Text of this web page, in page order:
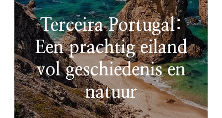
Terceira Portugal:
Een prachtig eiland
vol geschiedenis en
natuur